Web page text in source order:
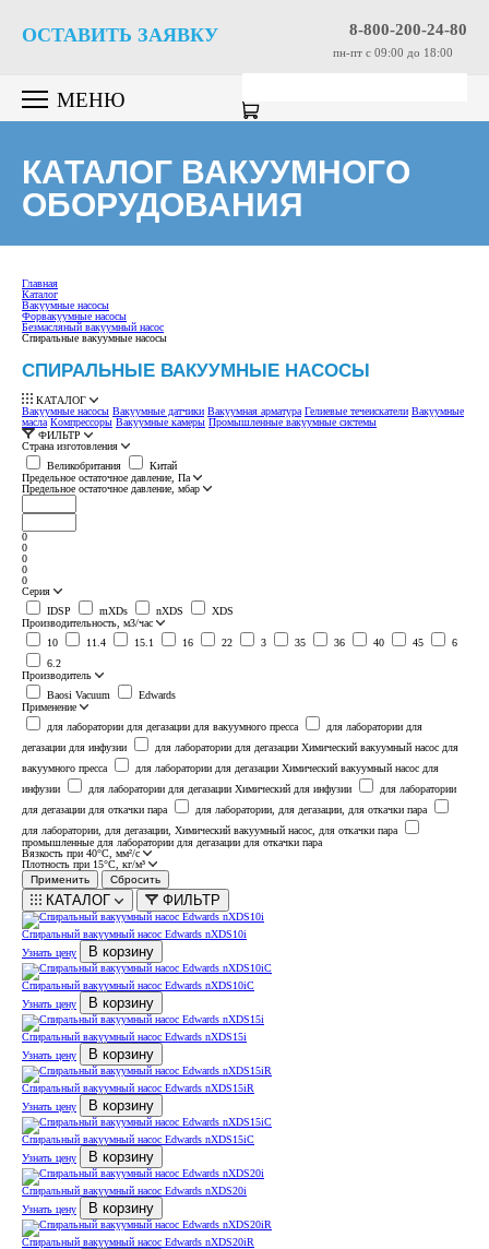
8-800-200-24-80
пн-пт c 09:00 до 18:00
ОСТАВИТЬ ЗАЯВКУ
МЕНЮ
КАТАЛОГ ВАКУУМНОГО
ОБОРУДОВАНИЯ
Главная
Каталог
Вакуумные насосы
Форвакуумные насосы
Безмасляный вакуумный насос
Спиральные вакуумные насосы
СПИРАЛЬНЫЕ ВАКУУМНЫЕ НАСОСЫ
КАТАЛОГ
Вакуумные насосы Вакуумные датчики Вакуумная арматура Гелиевые течеискатели Вакуумные
масла Компрессоры Вакуумные камеры Промышленные вакуумные системы
ФИЛЬТР
Страна изготовления
Великобритания
Китай
Предельное остаточное давление, Па
Предельное остаточное давление, мбар
0
0
0
0
0
Серия
IDSP
mXDs nXDS
XDS
Производительность, м3/час
10
11.4 15.1 16 22 3 35 36 40 45
6
6.2
Производитель
Baosi Vacuum
Edwards
Применение
для лаборатории для дегазации для вакуумного пресса
для лаборатории для
дегазации для инфузии
для лаборатории для дегазации Химический вакуумный насос для
вакуумного пресса
для лаборатории для дегазации Химический вакуумный насос для
инфузии
для лаборатории для дегазации Химический для инфузии
для лаборатории
для дегазации для откачки пара
для лаборатории, для дегазации, для откачки пара
для лаборатории, для дегазации, Химический вакуумный насос, для откачки пара
промышленные для лаборатории для дегазации для откачки пара
Вязкость при 40°С, мм²/с
Плотность при 15°С, кг/м³
КАТАЛОГ ФИЛЬТР
Спиральный вакуумный насос Edwards nXDS10i
Узнать цену
В корзину
Спиральный вакуумный насос Edwards nXDS10iС
Узнать цену
В корзину
Спиральный вакуумный насос Edwards nXDS15i
Узнать цену
В корзину
Спиральный вакуумный насос Edwards nXDS15iR
Узнать цену
В корзину
Спиральный вакуумный насос Edwards nXDS15iС
Узнать цену
В корзину
Спиральный вакуумный насос Edwards nXDS20i
Узнать цену
В корзину
Спиральный вакуумный насос Edwards nXDS20iR